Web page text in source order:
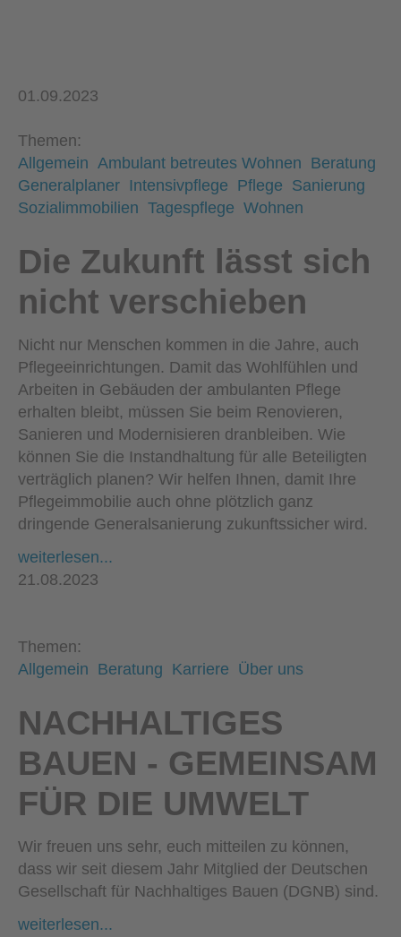
01.09.2023
Themen:
Allgemein Ambulant betreutes Wohnen Beratung
Generalplaner Intensivpflege Pflege Sanierung
Sozialimmobilien Tagespflege Wohnen
Die Zukunft lässt sich
nicht verschieben
Nicht nur Menschen kommen in die Jahre, auch
Pflegeeinrichtungen. Damit das Wohlfühlen und
Arbeiten in Gebäuden der ambulanten Pflege
erhalten bleibt, müssen Sie beim Renovieren,
Sanieren und Modernisieren dranbleiben. Wie
können Sie die Instandhaltung für alle Beteiligten
verträglich planen? Wir helfen Ihnen, damit Ihre
Pflegeimmobilie auch ohne plötzlich ganz
dringende Generalsanierung zukunftssicher wird.
weiterlesen...
21.08.2023
Themen:
Allgemein Beratung Karriere Über uns
NACHHALTIGES
BAUEN - GEMEINSAM
FÜR DIE UMWELT
Wir freuen uns sehr, euch mitteilen zu können,
dass wir seit diesem Jahr Mitglied der Deutschen
Gesellschaft für Nachhaltiges Bauen (DGNB) sind.
weiterlesen...